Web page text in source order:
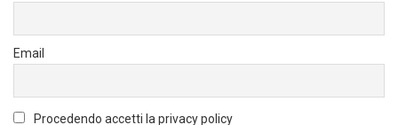
Email
Procedendo accetti la privacy policy